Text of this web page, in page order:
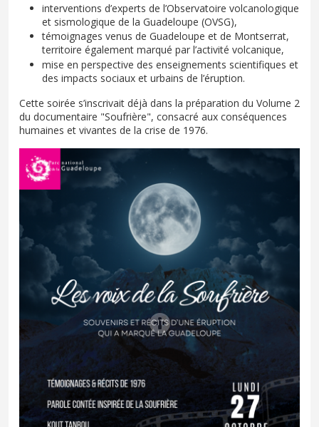
interventions d’experts de l’Observatoire volcanologique
et sismologique de la Guadeloupe (OVSG),
témoignages venus de Guadeloupe et de Montserrat,
territoire également marqué par l’activité volcanique,
mise en perspective des enseignements scientifiques et
des impacts sociaux et urbains de l’éruption.
Cette soirée s’inscrivait déjà dans la préparation du Volume 2
du documentaire "Soufrière", consacré aux conséquences
humaines et vivantes de la crise de 1976.